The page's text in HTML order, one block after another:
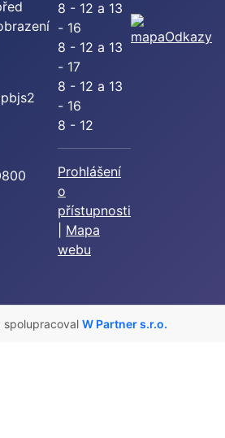
8 - 12 a 13
- 16
8 - 12 a 13
- 17
8 - 12 a 13
- 16
8 - 12
Prohlášení
o
přístupnosti
Mapa
webu
Odkazy
spolupracoval W Partner s.r.o.